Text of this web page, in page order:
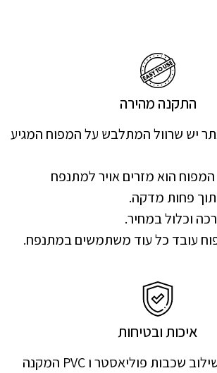
התקנה מהירה
יש שרוול המתלבש על המפוח המגיע
הוא מזרים אויר למתנפח
פחות מדקה.
וכלול במחיר.
עובד כל עוד משתמשים במתנפח.
איכות ובטיחות
המתנפח עשוי שילוב שכבות פוליאסטר ו PVC המקנה